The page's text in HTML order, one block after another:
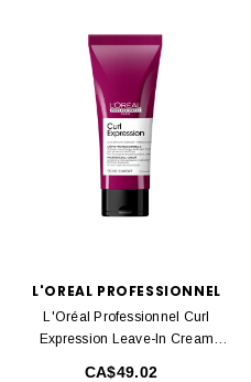
L'OREAL PROFESSIONNEL
L'Oréal Professionnel Curl
Expression Leave-In Cream
CA$49.02